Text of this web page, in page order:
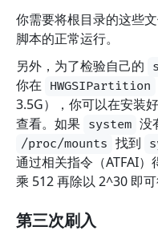
你需要将根目录的这些
脚本的正常运行。
另外，为了检验自己的
你在
HWGSIPartition
3.5G），你可以在安装
查看。如果 system 没
/proc/mounts 找到
通过相关指令（ATFAI
乘 512 再除以 2^30 即可
第三次刷入